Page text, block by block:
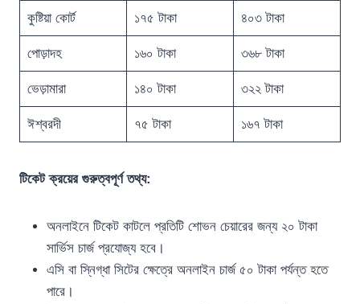
কুষ্টিয়া কোর্ট ১৭৫ টাকা ৪০৩ টাকা
পোড়াদহ ১৬০ টাকা ৩৬৮ টাকা
ভেড়ামারা ১৪০ টাকা ৩২২ টাকা
ঈশ্বরদী ৭৫ টাকা ১৬৭ টাকা
টিকেট ক্রয়ের গুরুত্বপূর্ণ তথ্য:
অনলাইনে টিকেট কাটলে প্রতিটি শোভন চেয়ারের জন্য ২০ টাকা
সার্ভিস চার্জ প্রযোজ্য হবে।
এসি বা স্নিগ্ধা সিটের ক্ষেত্রে অনলাইন চার্জ ৫০ টাকা পর্যন্ত হতে
পারে।